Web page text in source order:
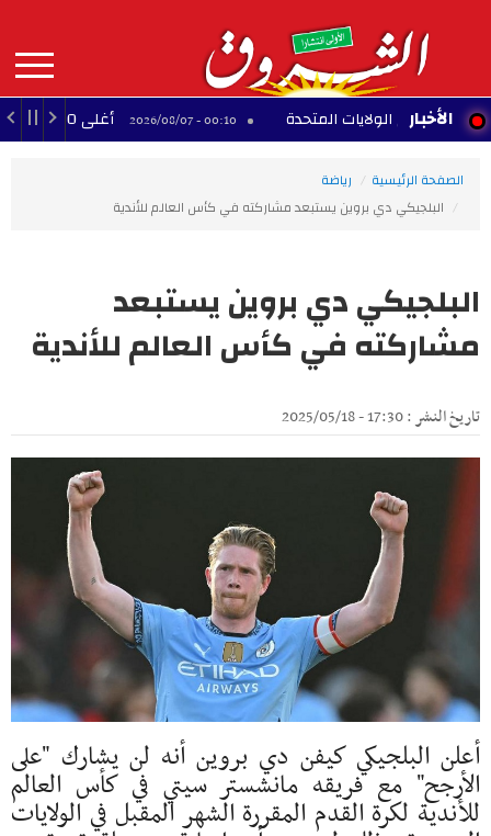
contenu
principal
MAIN
NAVIGATION الأخبار
في الولايات المتحدة 00:10 - 2026/08/07 أغلى 10 لاعبين أفارقة عبر التاريخ
الصفحة الرئيسية
رياضة
البلجيكي دي بروين يستبعد مشاركته في كأس العالم للأندية
البلجيكي دي بروين يستبعد
مشاركته في كأس العالم للأندية
تاريخ النشر : 17:30 - 2025/05/18
أعلن البلجيكي كيفن دي بروين أنه لن يشارك "على
الأرجح" مع فريقه مانشستر سيتي في كأس العالم
للأندية لكرة القدم المقررة الشهر المقبل في الولايات